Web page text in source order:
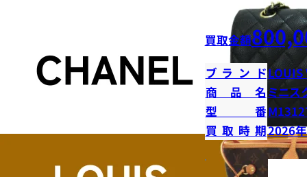
買取金額
ブランドLOUIS
商品名 ミニス
型番
買取時期2026